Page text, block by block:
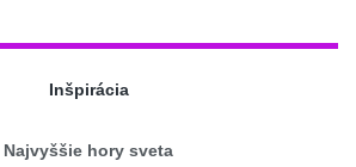
Inšpirácia
Najvyššie hory sveta